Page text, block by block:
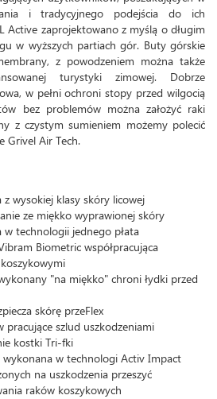
i tradycyjnego podejścia do ich
Active zaprojektowano z myślą o długim
w wyższych partiach gór. Buty górskie
z powodzeniem można także
turystyki zimowej. Dobrze
w pełni ochroni stopy przed wilgocią
bez problemów można założyć raki
z czystym sumieniem możemy polecić
Grivel Air Tech.
wysokiej klasy skóry licowej
ze miękko wyprawionej skóry
technologii jednego płata
Biometric współpracująca
"na miękko" chroni łydki przed
skórę przeFlex
pracujące szlud uszkodzeniami
kostki Tri-fki
w technologi Activ Impact
na uszkodzenia przeszyć
raków koszykowych